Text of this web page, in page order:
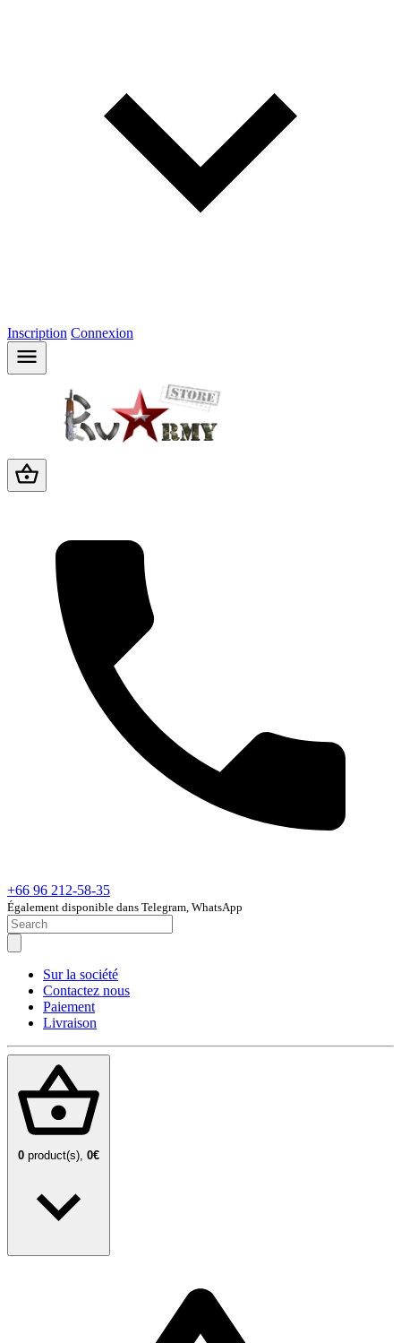
Inscription Connexion
+66 96 212-58-35
Également disponible dans Telegram, WhatsApp
Sur la société
Contactez nous
Paiement
Livraison
0 product(s), 0€